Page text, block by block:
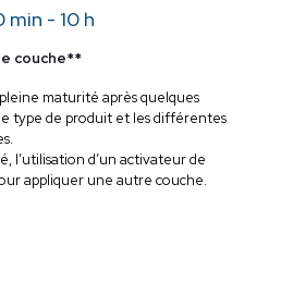
min - 10 h
couche**
maturité après quelques
type de produit et les différentes
l’utilisation d’un activateur de
appliquer une autre couche.